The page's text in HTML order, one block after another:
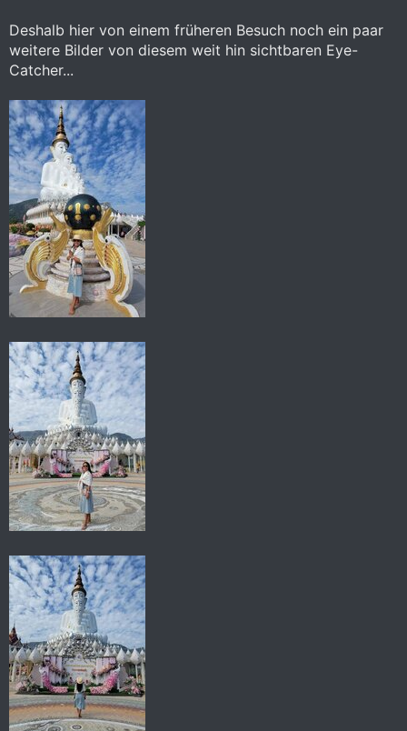
Deshalb hier von einem früheren Besuch noch ein paar
weitere Bilder von diesem weit hin sichtbaren Eye-
Catcher...